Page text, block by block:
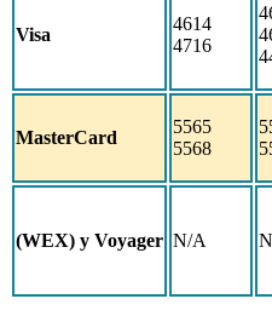
Visa
4614
4716
MasterCard
5565
5568
(WEX) y Voyager N/A